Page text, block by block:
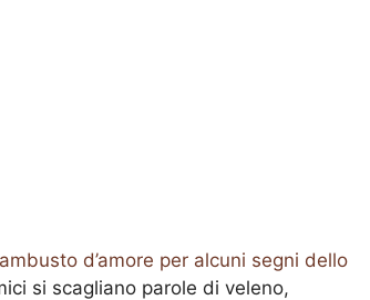
d’amore per alcuni segni dello
si scagliano parole di veleno,